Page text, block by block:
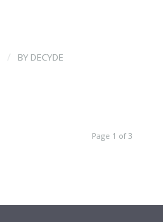
/ BY DECYDE
Page 1 of 3